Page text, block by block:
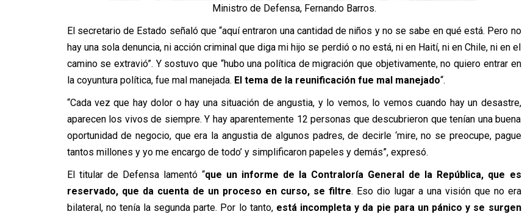
Ministro de Defensa, Fernando Barros.
El secretario de Estado señaló que “aquí entraron una cantidad de niños y no se sabe en qué está. Pero no
hay una sola denuncia, ni acción criminal que diga mi hijo se perdió o no está, ni en Haití, ni en Chile, ni en el
camino se extravió”. Y sostuvo que “hubo una política de migración que objetivamente, no quiero entrar en
la coyuntura política, fue mal manejada. El tema de la reunificación fue mal manejado“.
“Cada vez que hay dolor o hay una situación de angustia, y lo vemos, lo vemos cuando hay un desastre,
aparecen los vivos de siempre. Y hay aparentemente 12 personas que descubrieron que tenían una buena
oportunidad de negocio, que era la angustia de algunos padres, de decirle ‘mire, no se preocupe, pague
tantos millones y yo me encargo de todo’ y simplificaron papeles y demás”, expresó.
El titular de Defensa lamentó “que un informe de la Contraloría General de la República, que es
reservado, que da cuenta de un proceso en curso, se filtre. Eso dio lugar a una visión que no era
bilateral, no tenía la segunda parte. Por lo tanto, está incompleta y da pie para un pánico y se surgen